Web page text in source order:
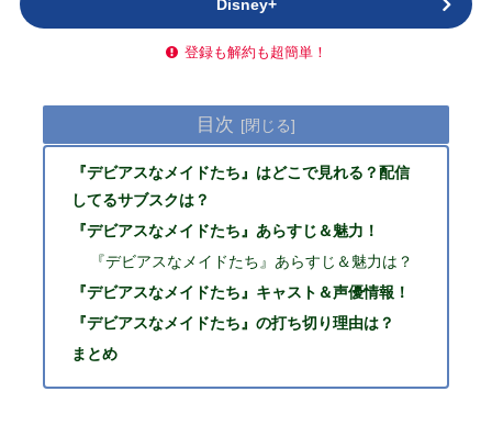
Disney+
登録も解約も超簡単！
目次
『デビアスなメイドたち』はどこで見れる？配信
してるサブスクは？
『デビアスなメイドたち』あらすじ＆魅力！
『デビアスなメイドたち』あらすじ＆魅力は？
『デビアスなメイドたち』キャスト＆声優情報！
『デビアスなメイドたち』の打ち切り理由は？
まとめ